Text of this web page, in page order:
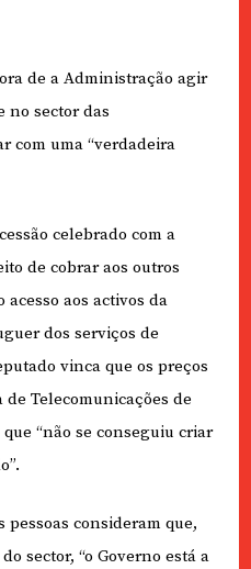
de a Administração agir
no sector das
com uma “verdadeira
celebrado com a
de cobrar aos outros
aos activos da
dos serviços de
vinca que os preços
Telecomunicações de
que “não se conseguiu criar
pessoas consideram que,
sector, “o Governo está a